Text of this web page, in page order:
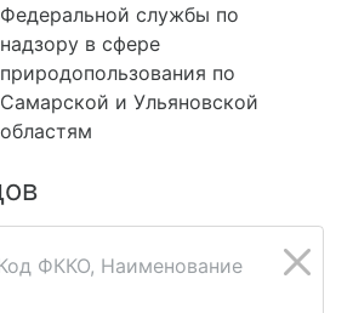
Федеральной службы по
надзору в сфере
природопользования по
Самарской и Ульяновской
областям
ФККО, Наименование